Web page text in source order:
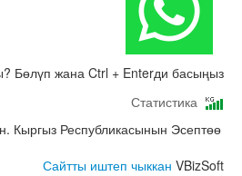
Бөлүп жана Ctrl + Enterди басыңыз
Статистика
Кыргыз Республикасынын Эсептөө
Сайтты иштеп чыккан VBizSoft